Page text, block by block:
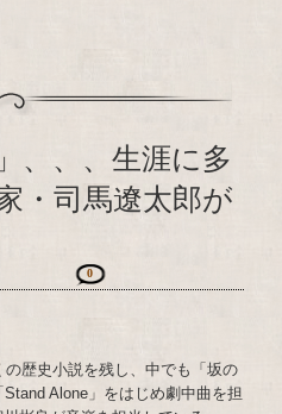
、、、生涯に多
・司馬遼太郎が
0
歴史小説を残し、中でも「坂の
Alone」をはじめ劇中曲を担